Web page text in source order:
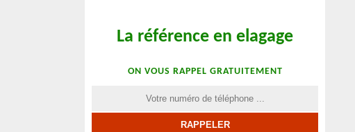
La référence en elagage
ON VOUS RAPPEL GRATUITEMENT